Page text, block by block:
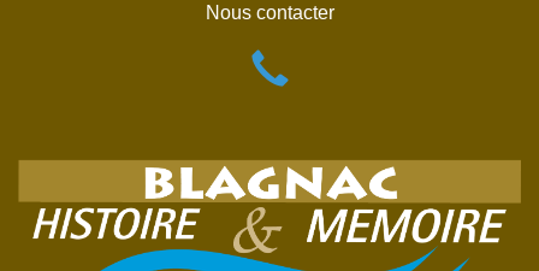
Nous contacter